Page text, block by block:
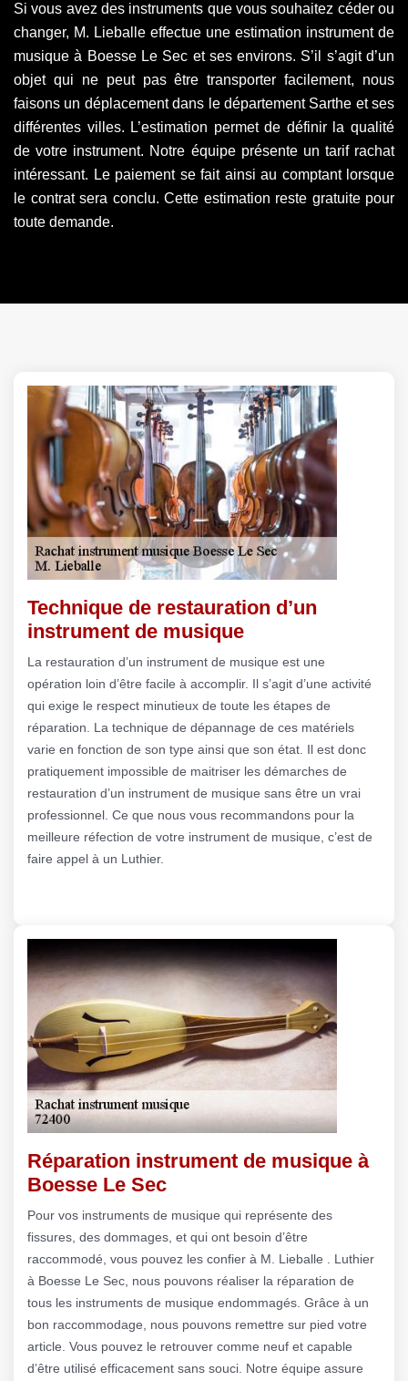
Si vous avez des instruments que vous souhaitez céder ou
changer, M. Lieballe effectue une estimation instrument de
musique à Boesse Le Sec et ses environs. S’il s’agit d’un
objet qui ne peut pas être transporter facilement, nous
faisons un déplacement dans le département Sarthe et ses
différentes villes. L’estimation permet de définir la qualité
de votre instrument. Notre équipe présente un tarif rachat
intéressant. Le paiement se fait ainsi au comptant lorsque
le contrat sera conclu. Cette estimation reste gratuite pour
toute demande.
Technique de restauration d’un
instrument de musique
La restauration d’un instrument de musique est une
opération loin d’être facile à accomplir. Il s’agit d’une activité
qui exige le respect minutieux de toute les étapes de
réparation. La technique de dépannage de ces matériels
varie en fonction de son type ainsi que son état. Il est donc
pratiquement impossible de maitriser les démarches de
restauration d’un instrument de musique sans être un vrai
professionnel. Ce que nous vous recommandons pour la
meilleure réfection de votre instrument de musique, c’est de
faire appel à un Luthier.
Réparation instrument de musique à
Boesse Le Sec
Pour vos instruments de musique qui représente des
fissures, des dommages, et qui ont besoin d’être
raccommodé, vous pouvez les confier à M. Lieballe . Luthier
à Boesse Le Sec, nous pouvons réaliser la réparation de
tous les instruments de musique endommagés. Grâce à un
bon raccommodage, nous pouvons remettre sur pied votre
article. Vous pouvez le retrouver comme neuf et capable
d’être utilisé efficacement sans souci. Notre équipe assure